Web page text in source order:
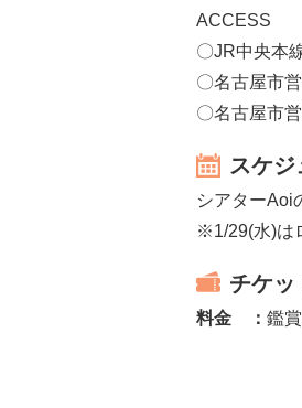
ACCESS
〇JR中央本
〇名古屋市
〇名古屋市
スケジ
シアターAoi
※1/29(水)は
チケッ
料金 ： 鑑